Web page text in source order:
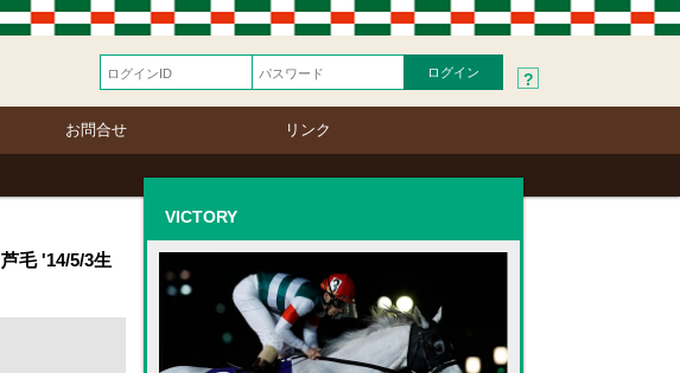
?
お問合せ リンク
芦毛 '14/5/3生
VICTORY